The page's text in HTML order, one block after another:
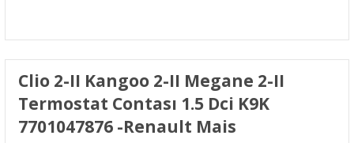
Clio 2-II Kangoo 2-II Megane 2-II
Termostat Contası 1.5 Dci K9K
7701047876 -Renault Mais